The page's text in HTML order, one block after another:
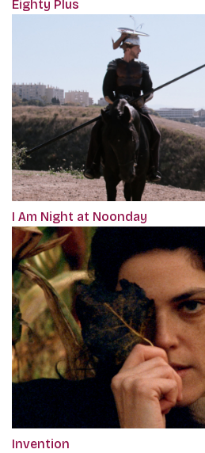
Eighty Plus
I Am Night at Noonday
Invention